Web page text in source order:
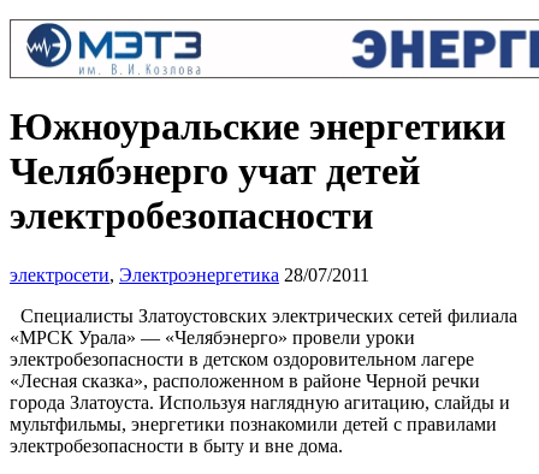
Южноуральские энергетики
Челябэнерго учат детей
электробезопасности
электросети, Электроэнергетика 28/07/2011
Специалисты Златоустовских электрических сетей филиала
«МРСК Урала» — «Челябэнерго» провели уроки
электробезопасности в детском оздоровительном лагере
«Лесная сказка», расположенном в районе Черной речки
города Златоуста. Используя наглядную агитацию, слайды и
мультфильмы, энергетики познакомили детей с правилами
электробезопасности в быту и вне дома.